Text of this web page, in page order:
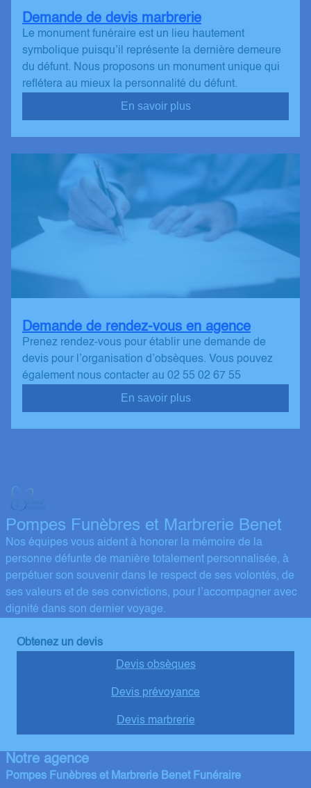
Demande de devis marbrerie
Le monument funéraire est un lieu hautement
symbolique puisqu’il représente la dernière demeure
du défunt. Nous proposons un monument unique qui
reflétera au mieux la personnalité du défunt.
En savoir plus
Demande de rendez-vous en agence
Prenez rendez-vous pour établir une demande de
devis pour l’organisation d’obsèques. Vous pouvez
également nous contacter au 02 55 02 67 55
En savoir plus
Pompes Funèbres et Marbrerie Benet
Nos équipes vous aident à honorer la mémoire de la
personne défunte de manière totalement personnalisée, à
perpétuer son souvenir dans le respect de ses volontés, de
ses valeurs et de ses convictions, pour l’accompagner avec
dignité dans son dernier voyage.
Obtenez un devis
Devis obsèques
Devis prévoyance
Devis marbrerie
Notre agence
Pompes Funèbres et Marbrerie Benet Funéraire